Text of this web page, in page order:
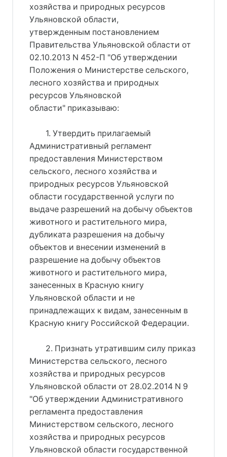
хозяйства и природных ресурсов
Ульяновской области,
утвержденным постановлением
Правительства Ульяновской области от
02.10.2013 N 452-П "Об утверждении
Положения о Министерстве сельского,
лесного хозяйства и природных
ресурсов Ульяновской
области" приказываю:
1. Утвердить прилагаемый
Административный регламент
предоставления Министерством
сельского, лесного хозяйства и
природных ресурсов Ульяновской
области государственной услуги по
выдаче разрешений на добычу объектов
животного и растительного мира,
дубликата разрешения на добычу
объектов и внесении изменений в
разрешение на добычу объектов
животного и растительного мира,
занесенных в Красную книгу
Ульяновской области и не
принадлежащих к видам, занесенным в
Красную книгу Российской Федерации.
2. Признать утратившим силу приказ
Министерства сельского, лесного
хозяйства и природных ресурсов
Ульяновской области от 28.02.2014 N 9
"Об утверждении Административного
регламента предоставления
Министерством сельского, лесного
хозяйства и природных ресурсов
Ульяновской области государственной